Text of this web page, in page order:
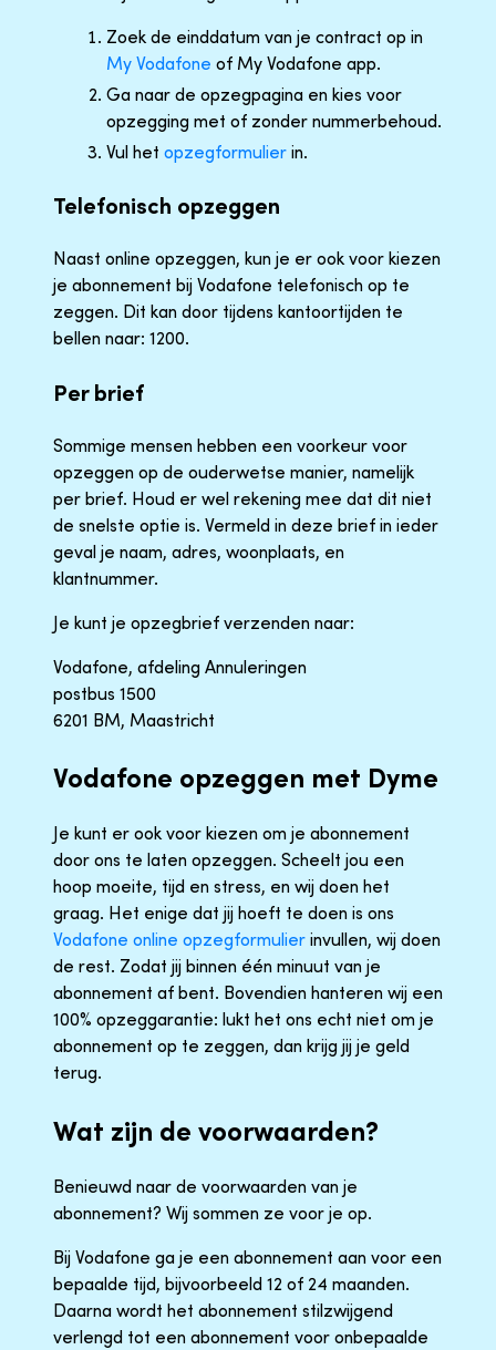
Zoek de einddatum van je contract op in
My Vodafone of My Vodafone app.
Ga naar de opzegpagina en kies voor
opzegging met of zonder nummerbehoud.
Vul het opzegformulier in.
Telefonisch opzeggen
Naast online opzeggen, kun je er ook voor kiezen
je abonnement bij Vodafone telefonisch op te
zeggen. Dit kan door tijdens kantoortijden te
bellen naar: 1200.
Per brief
Sommige mensen hebben een voorkeur voor
opzeggen op de ouderwetse manier, namelijk
per brief. Houd er wel rekening mee dat dit niet
de snelste optie is. Vermeld in deze brief in ieder
geval je naam, adres, woonplaats, en
klantnummer.
Je kunt je opzegbrief verzenden naar:
Vodafone, afdeling Annuleringen
postbus 1500
6201 BM, Maastricht
Vodafone opzeggen met Dyme
Je kunt er ook voor kiezen om je abonnement
door ons te laten opzeggen. Scheelt jou een
hoop moeite, tijd en stress, en wij doen het
graag. Het enige dat jij hoeft te doen is ons
Vodafone online opzegformulier invullen, wij doen
de rest. Zodat jij binnen één minuut van je
abonnement af bent. Bovendien hanteren wij een
100% opzeggarantie: lukt het ons echt niet om je
abonnement op te zeggen, dan krijg jij je geld
terug.
Wat zijn de voorwaarden?
Benieuwd naar de voorwaarden van je
abonnement? Wij sommen ze voor je op.
Bij Vodafone ga je een abonnement aan voor een
bepaalde tijd, bijvoorbeeld 12 of 24 maanden.
Daarna wordt het abonnement stilzwijgend
verlengd tot een abonnement voor onbepaalde